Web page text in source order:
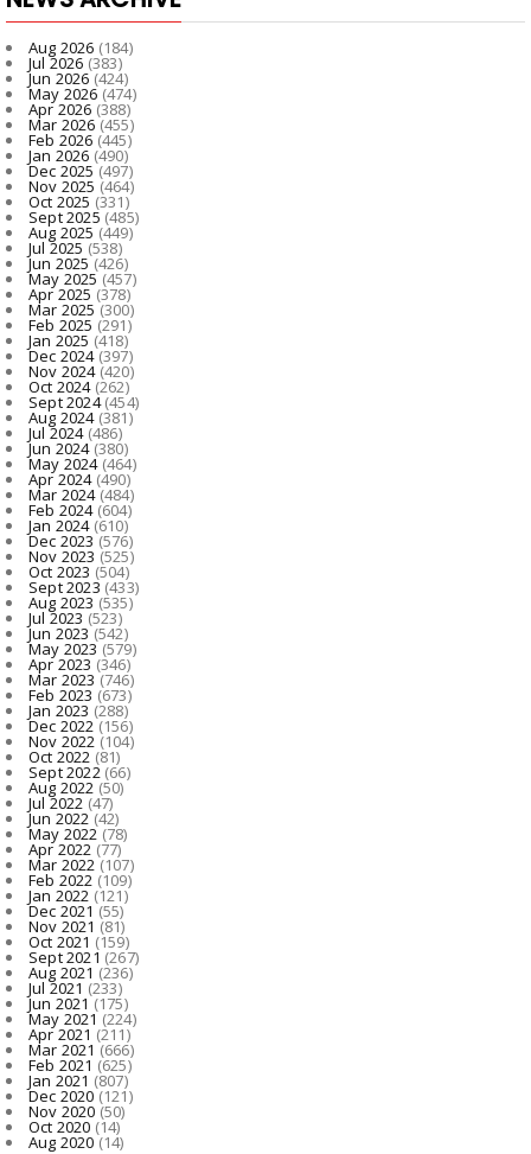
Aug 2026 (184)
Jul 2026 (383)
Jun 2026(424)
May 2026(474)
Apr 2026 (388)
Mar 2026(455)
Feb 2026 (445)
Jan 2026 (490)
Dec 2025(497)
Nov 2025 (464)
Oct 2025 (331)
Sept 2025 (485)
Aug 2025 (449)
Jul 2025 (538)
Jun 2025(426)
May 2025(457)
Apr 2025 (378)
Mar 2025 (300)
Feb 2025 (291)
Jan 2025 (418)
Dec 2024(397)
Nov 2024(420)
Oct 2024(262)
Sept 2024(454)
Aug 2024(381)
Jul 2024(486)
Jun 2024(380)
May 2024(464)
Apr 2024(490)
Mar 2024(484)
Feb 2024(604)
Jan 2024(610)
Dec 2023(576)
Nov 2023 (525)
Oct 2023 (504)
Sept 2023 (433)
Aug 2023 (535)
Jul 2023 (523)
Jun 2023(542)
May 2023(579)
Apr 2023 (346)
Mar 2023 (746)
Feb 2023 (673)
Jan 2023 (288)
Dec 2022(156)
Nov 2022 (104)
Oct 2022 (81)
Sept 2022(66)
Aug 2022 (50)
Jul 2022 (47)
Jun 2022(42)
May 2022(78)
Apr 2022 (77)
Mar 2022(107)
Feb 2022 (109)
Jan 2022 (121)
Dec 2021 (55)
Nov 2021 (81)
Oct 2021 (159)
Sept 2021 (267)
Aug 2021 (236)
Jul 2021 (233)
Jun 2021(175)
May 2021(224)
Apr 2021 (211)
Mar 2021 (666)
Feb 2021 (625)
Jan 2021 (807)
Dec 2020(121)
Nov 2020 (50)
Oct 2020 (14)
Aug 2020(14)